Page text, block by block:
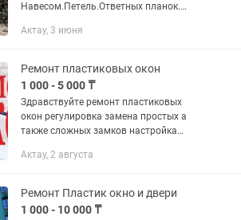
Навесом.Петель.Ответных планок.
работы.15 лет.
Актау, 3 июня
Ремонт пластиковых окон
1 000 - 5 000 ₸
Здравствуйте ремонт пластиковых
окон регулировка замена простых а
также сложных замков настройка
изготовление москитных сеток и тд....
Актау, 2 августа
Ремонт Пластик окно и двери
1 000 - 10 000 ₸